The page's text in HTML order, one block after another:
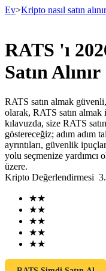
Vadeli İşlemler
USDT Vadeli
Teminat olarak
Ev>Kripto nasıl satın alınır
RATS 'ı
Satın Alınır
RATS satın almak
olarak, RATS satın
kılavuzda, size RATS
göstereceğiz; adım adım
ayrıntıları, güvenlik
yolu seçmenize yardımcı
üzere.
Kripto Değerlendirmesi
★★
★★
★★
★★
★★